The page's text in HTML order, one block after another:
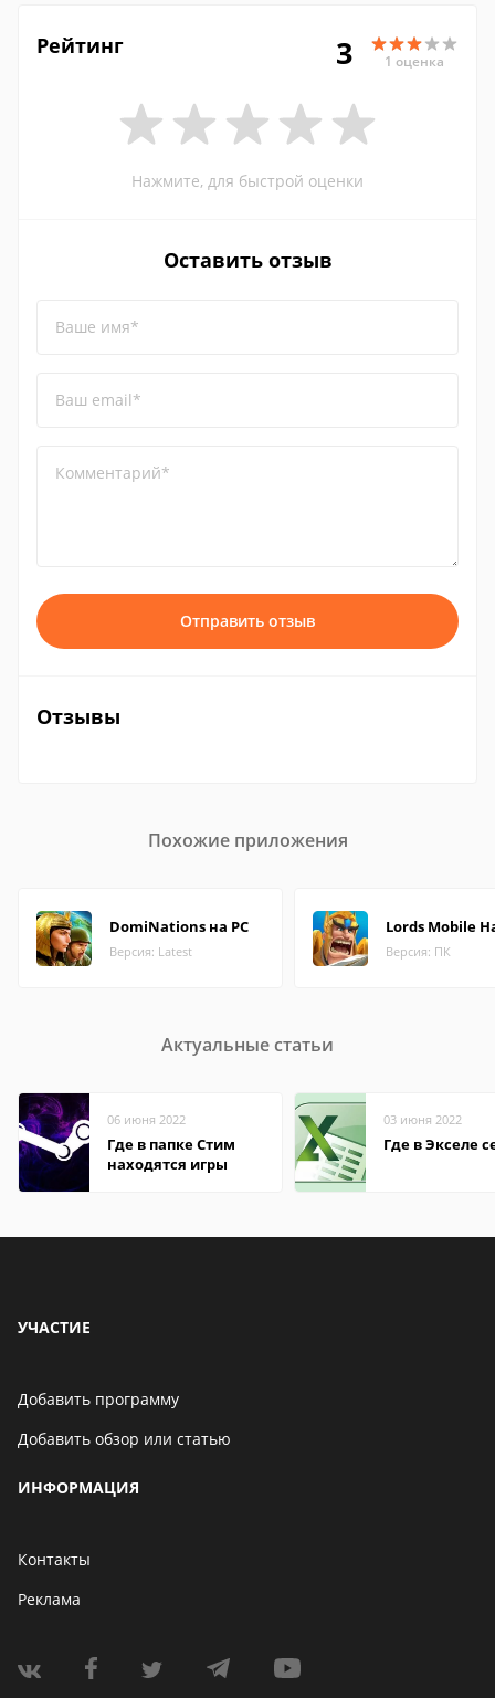
Рейтинг 3 1 оценка
Нажмите, для быстрой оценки
Оставить отзыв
Ваше имя*
Ваш email*
Комментарий*
Отправить отзыв
Отзывы
Похожие приложения
DomiNations на PC
Версия: Latest
Lords Mobile
Версия: ПК
Актуальные статьи
06 июня 2022
Где в папке Стим
находятся игры
03 июня 2022
Где в Экселе
УЧАСТИЕ
Добавить программу
Добавить обзор или статью
ИНФОРМАЦИЯ
Контакты
Реклама